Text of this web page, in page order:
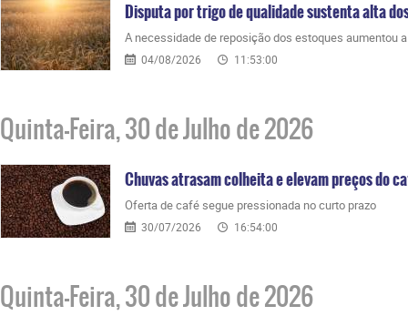
Disputa por trigo de qualidade sustenta alta
A necessidade de reposição dos estoques aumentou
04/08/2026 11:53:00
Quinta-Feira, 30 de Julho de 2026
Chuvas atrasam colheita e elevam preços do
Oferta de café segue pressionada no curto prazo
30/07/2026 16:54:00
Quinta-Feira, 30 de Julho de 2026